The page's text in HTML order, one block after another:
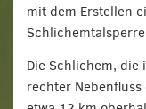
mit dem Erstellen
Die Schlichem, die
rechter